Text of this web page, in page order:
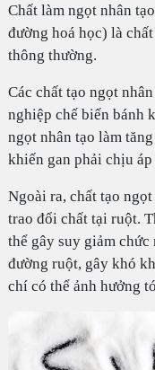
Chất làm ngọt nhân
đường hoá học) là
thông thường.
Các chất tạo ngọt
nghiệp chế biến bánh
ngọt nhân tạo làm
khiến gan phải chịu
Ngoài ra, chất tạo
trao đổi chất tại ruột.
thể gây suy giảm
đường ruột, gây khó
chí có thể ảnh hưởng